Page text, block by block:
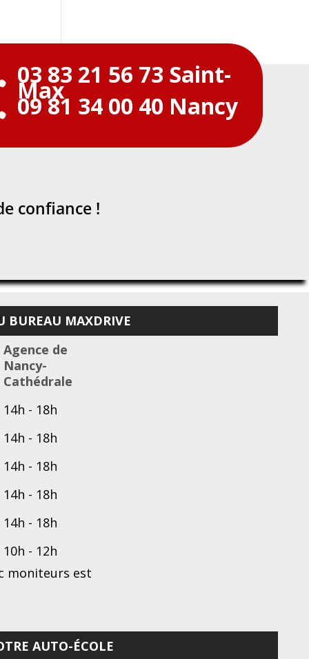
03 83 21 56 73 Saint-
Max
09 81 34 00 40 Nancy
confiance !
BUREAU MAXDRIVE
Agence de
Nancy-
Cathédrale
14h - 18h
14h - 18h
14h - 18h
14h - 18h
14h - 18h
10h - 12h
moniteurs est
AUTO-ÉCOLE